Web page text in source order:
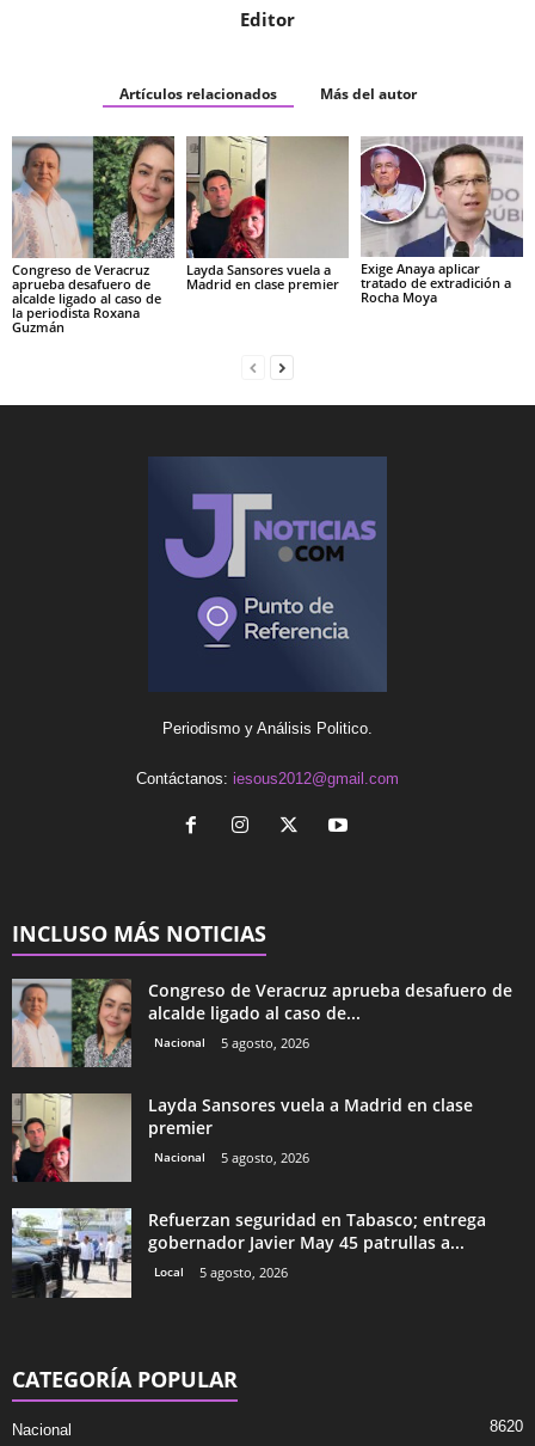
Editor
Artículos relacionados Más del autor
Congreso de Veracruz
aprueba desafuero de
alcalde ligado al caso de
la periodista Roxana
Guzmán
Layda Sansores vuela a
Madrid en clase premier
Exige Anaya aplicar
tratado de extradición a
Rocha Moya
Periodismo y Análisis Politico.
Contáctanos: iesous2012@gmail.com
INCLUSO MÁS NOTICIAS
Congreso de Veracruz aprueba desafuero de
alcalde ligado al caso de...
Nacional 5 agosto, 2026
Layda Sansores vuela a Madrid en clase
premier
Nacional 5 agosto, 2026
Refuerzan seguridad en Tabasco; entrega
gobernador Javier May 45 patrullas a...
Local 5 agosto, 2026
CATEGORÍA POPULAR
Nacional 8620